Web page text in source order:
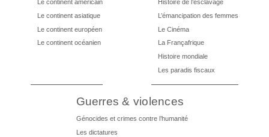
Le continent américain
Le continent asiatique
Le continent européen
Le continent océanien
Histoire de l’esclavage
L’émancipation des femmes
Le Cinéma
La Françafrique
Histoire mondiale
Les paradis fiscaux
Guerres & violences
Génocides et crimes contre l’humanité
Les dictatures